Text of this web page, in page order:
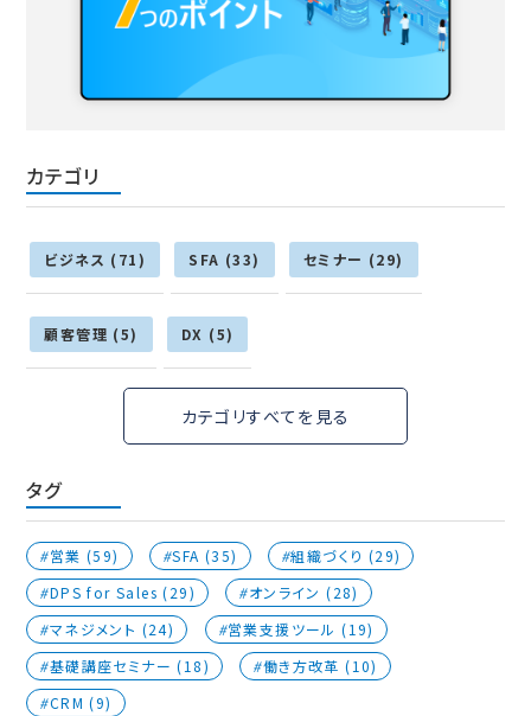
カテゴリ
ビジネス (71) SFA (33) セミナー (29)
顧客管理 (5) DX (5)
カテゴリすべてを見る
タグ
営業 (59) SFA (35)
組織づくり (29)
DPS for Sales (29)
オンライン (28)
マネジメント (24)
営業支援ツール (19)
基礎講座セミナー (18)
働き方改革 (10)
CRM (9)